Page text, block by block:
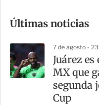
m
a
r
t
Últimas noticias
7 de agosto -
Juárez
MX que
segunda
Cup